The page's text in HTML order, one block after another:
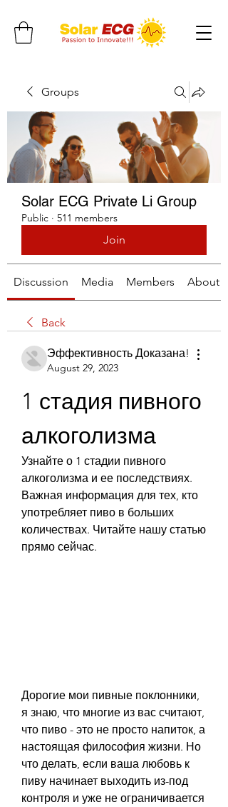
Groups
Solar ECG Private Li Group
Public · 511 members
Join
Discussion Media Members About
Back
Эффективность Доказана!
August 29, 2023
1 стадия пивного
алкоголизма
Узнайте о 1 стадии пивного
алкоголизма и ее последствиях.
Важная информация для тех, кто
употребляет пиво в больших
количествах. Читайте нашу статью
прямо сейчас.
Дорогие мои пивные поклонники,
я знаю, что многие из вас считают,
что пиво - это не просто напиток, а
настоящая философия жизни. Но
что делать, если ваша любовь к
пиву начинает выходить из-под
контроля и уже не ограничивается